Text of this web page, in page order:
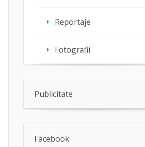
Reportaje
Fotografii
Publicitate
Facebook